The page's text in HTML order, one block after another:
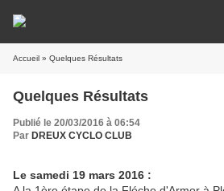
Accueil » Quelques Résultats
Quelques Résultats
Publié le 20/03/2016 à 06:54
Par DREUX CYCLO CLUB
Le samedi 19 mars 2016 :